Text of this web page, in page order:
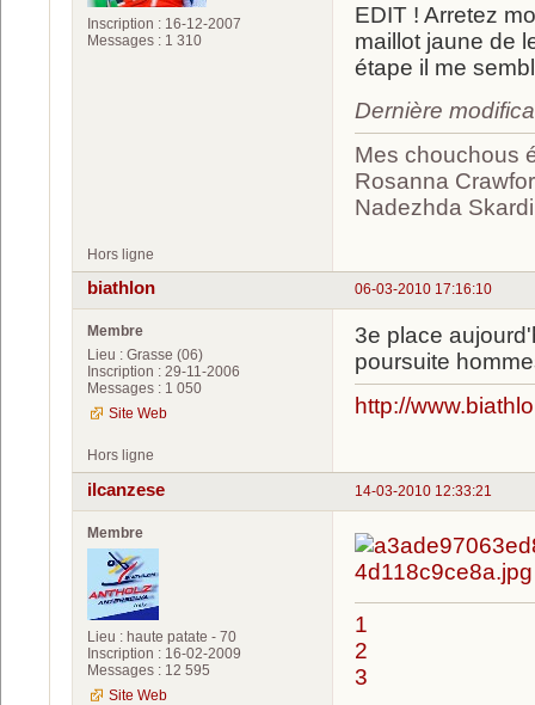
Inscription : 16-12-2007
Messages : 1 310
EDIT ! Arretez
maillot jaune de
étape il me
Dernière
Mes chouchous
Rosanna
Nadezhda
Hors ligne
06-03-2010 17:16:10
biathlon
Membre
Lieu : Grasse (06)
Inscription : 29-11-2006
Messages : 1 050
Site Web
3e place
poursuite
http://
Hors ligne
14-03-2010 12:33:21
ilcanzese
Membre
Lieu : haute patate - 70
Inscription : 16-02-2009
Messages : 12 595
Site Web
1
2
3